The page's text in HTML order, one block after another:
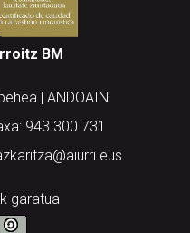
BM
| ANDOAIN
943 300 731
garatua